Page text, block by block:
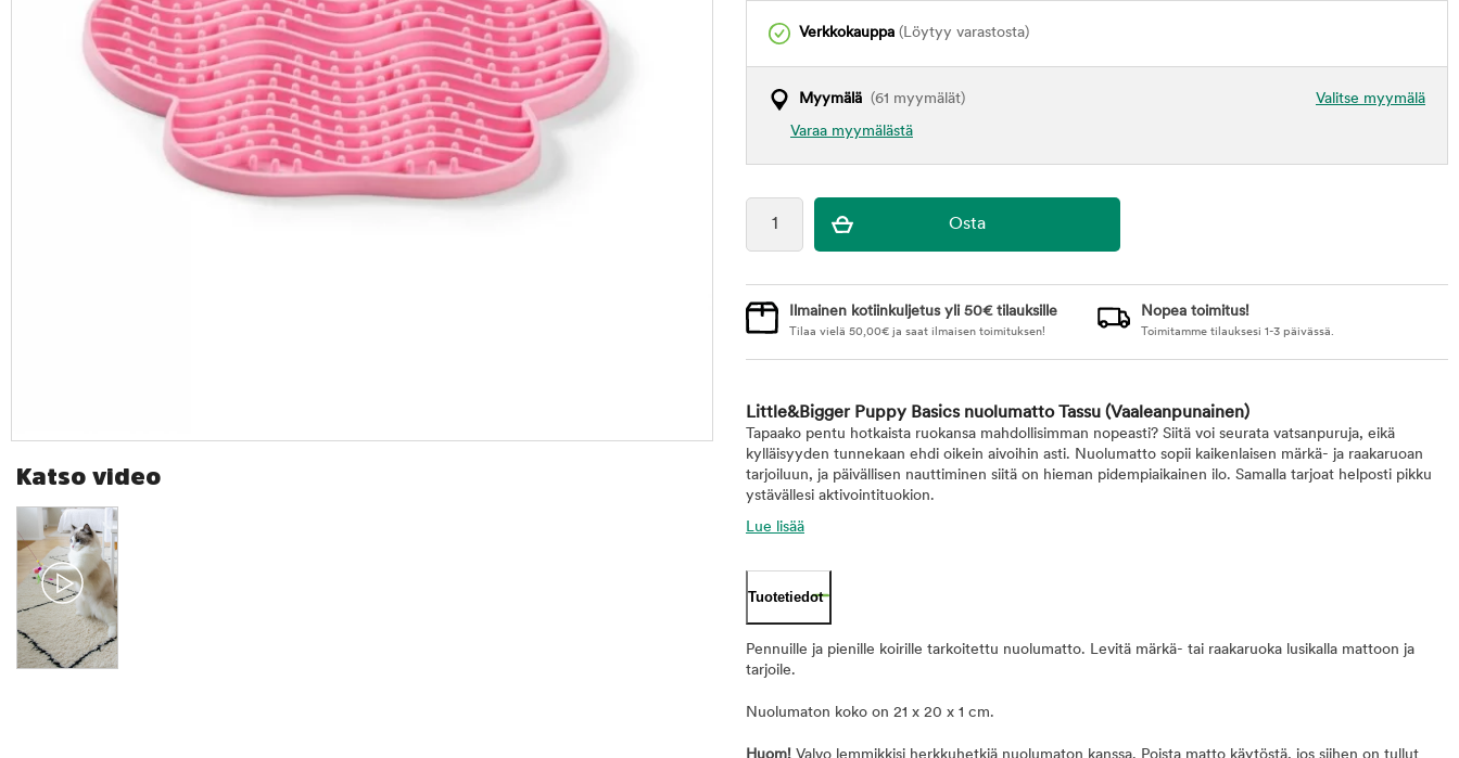
Katso video
Verkkokauppa (Löytyy varastosta)
Valitse myymälä
Myymälä (61 myymälät)
Varaa myymälästä
Ilmainen kotiinkuljetus yli 50€ tilauksille
Tilaa vielä 50,00€ ja saat ilmaisen toimituksen!
Nopea toimitus!
Toimitamme tilauksesi 1-3 päivässä.
Little&Bigger Puppy Basics nuolumatto Tassu (Vaaleanpunainen)
Tapaako pentu hotkaista ruokansa mahdollisimman nopeasti? Siitä voi seurata vatsanpuruja, eikä
kylläisyyden tunnekaan ehdi oikein aivoihin asti. Nuolumatto sopii kaikenlaisen märkä- ja raakaruoan
tarjoiluun, ja päivällisen nauttiminen siitä on hieman pidempiaikainen ilo. Samalla tarjoat helposti pikku
ystävällesi aktivointituokion.
Lue lisää
Tuotetiedot
Pennuille ja pienille koirille tarkoitettu nuolumatto. Levitä märkä- tai raakaruoka lusikalla mattoon ja
tarjoile.
Nuolumaton koko on 21 x 20 x 1 cm.